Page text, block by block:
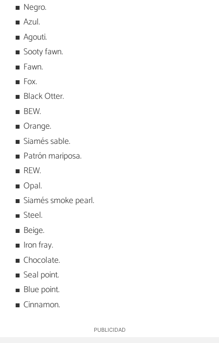
Negro.
Azul.
Agouti.
Sooty fawn.
Fawn.
Fox.
Black Otter.
BEW.
Orange.
Siamés sable.
Patrón mariposa.
REW.
Opal.
Siamés smoke pearl.
Steel.
Beige.
Iron fray.
Chocolate.
Seal point.
Blue point.
Cinnamon.